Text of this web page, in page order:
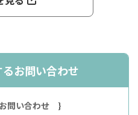
お問い合わせ
問い合わせ }